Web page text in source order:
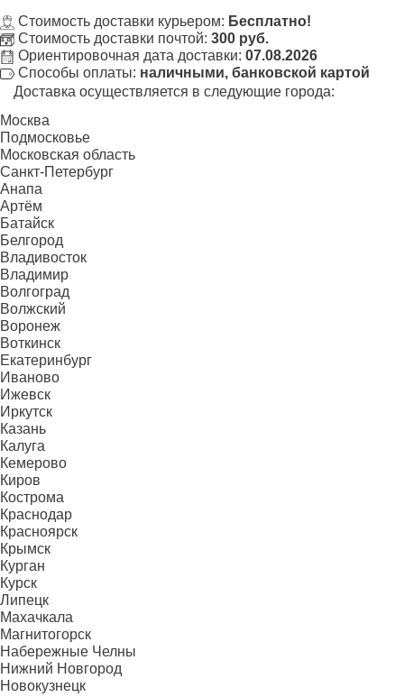
Стоимость доставки курьером: Бесплатно!
Стоимость доставки почтой: 300 руб.
Ориентировочная дата доставки: 07.08.2026
Способы оплаты: наличными, банковской картой
Доставка осуществляется в следующие города:
Москва
Подмосковье
Московская область
Санкт-Петербург
Анапа
Артём
Батайск
Белгород
Владивосток
Владимир
Волгоград
Волжский
Воронеж
Воткинск
Екатеринбург
Иваново
Ижевск
Иркутск
Казань
Калуга
Кемерово
Киров
Кострома
Краснодар
Красноярск
Крымск
Курган
Курск
Липецк
Махачкала
Магнитогорск
Набережные Челны
Нижний Новгород
Новокузнецк